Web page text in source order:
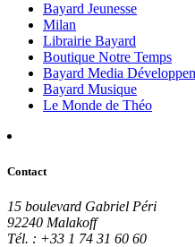
Bayard Jeunesse
Milan
Librairie Bayard
Boutique Notre Temps
Bayard Media
Bayard Musique
Le Monde de Théo
Contact
15 boulevard Gabriel Péri
92240 Malakoff
Tél. : +33 1 74 31 60 60